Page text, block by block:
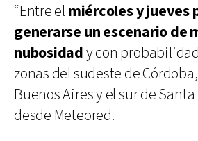
“Entre el miércoles y jueves
generarse un escenario de
nubosidady con
zonas del sudeste de
Buenos Aires y el sur de Santa
desde Meteored.